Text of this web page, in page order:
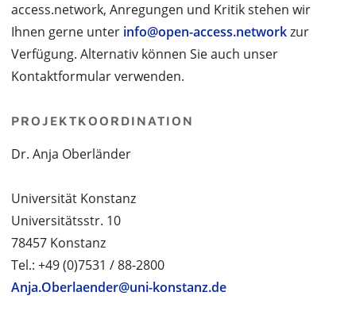
access.network, Anregungen und Kritik stehen wir
Ihnen gerne unter info@open-access.networkzur
Verfügung. Alternativ können Sie auch unser
Kontaktformular verwenden.
PROJEKTKOORDINATION
Dr. Anja Oberländer
Universität Konstanz
Universitätsstr. 10
78457 Konstanz
Tel.: +49 (0)7531 / 88-2800
Anja.Oberlaender@uni-konstanz.de